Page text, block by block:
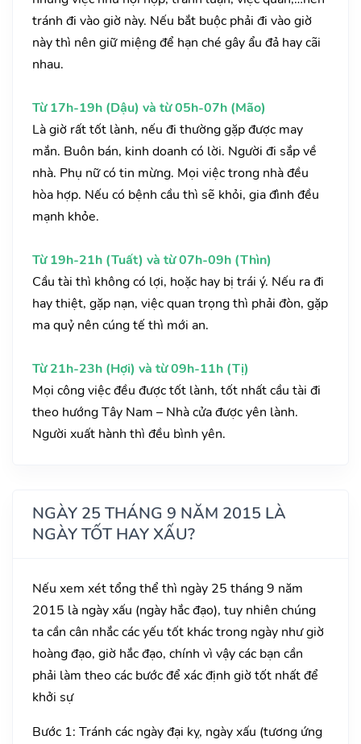
tránh đi vào giờ này. Nếu bắt buộc phải đi vào giờ
này thì nên giữ miệng để hạn ché gây ẩu đả hay cãi
nhau.
Từ 17h-19h (Dậu) và từ 05h-07h (Mão)
Là giờ rất tốt lành, nếu đi thường gặp được may
mắn. Buôn bán, kinh doanh có lời. Người đi sắp về
nhà. Phụ nữ có tin mừng. Mọi việc trong nhà đều
hòa hợp. Nếu có bệnh cầu thì sẽ khỏi, gia đình đều
mạnh khỏe.
Từ 19h-21h (Tuất) và từ 07h-09h (Thìn)
Cầu tài thì không có lợi, hoặc hay bị trái ý. Nếu ra đi
hay thiệt, gặp nạn, việc quan trọng thì phải đòn, gặp
ma quỷ nên cúng tế thì mới an.
Từ 21h-23h (Hợi) và từ 09h-11h (Tị)
Mọi công việc đều được tốt lành, tốt nhất cầu tài đi
theo hướng Tây Nam – Nhà cửa được yên lành.
Người xuất hành thì đều bình yên.
NGÀY 25 THÁNG 9 NĂM 2015 LÀ
NGÀY TỐT HAY XẤU?
Nếu xem xét tổng thể thì ngày 25 tháng 9 năm
2015 là ngày xấu (ngày hắc đạo), tuy nhiên chúng
ta cần cân nhắc các yếu tốt khác trong ngày như giờ
hoàng đạo, giờ hắc đạo, chính vì vậy các bạn cần
phải làm theo các bước để xác định giờ tốt nhất để
khởi sự
Bước 1: Tránh các ngày đại kỵ, ngày xấu (tương ứng